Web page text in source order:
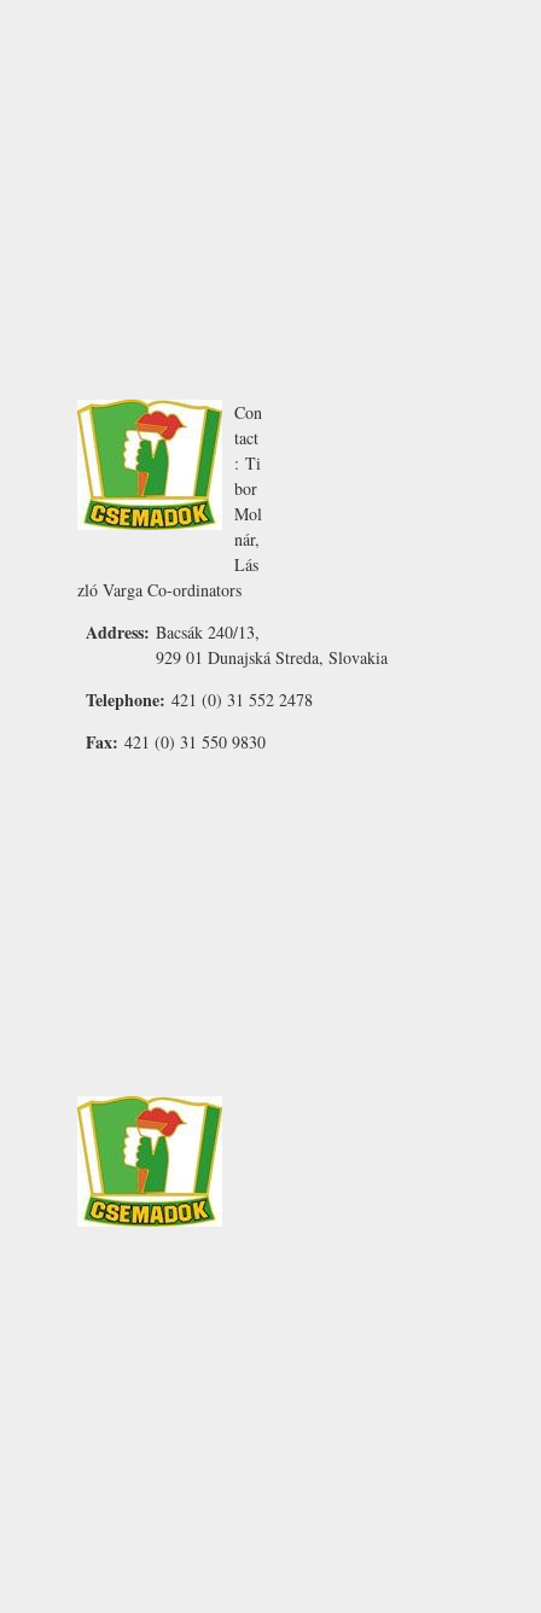
Con
tact
: Ti
bor
Mol
nár,
Lás
zló Varga Co-ordinators
Address: Bacsák 240/13,
929 01 Dunajská Streda, Slovakia
Telephone: 421 (0) 31 552 2478
Fax: 421 (0) 31 550 9830